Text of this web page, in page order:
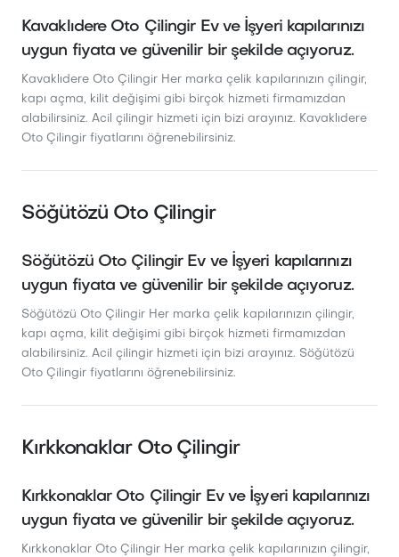
Kavaklıdere Oto Çilingir Ev ve İşyeri kapılarınızı
uygun fiyata ve güvenilir bir şekilde açıyoruz.
Kavaklıdere Oto Çilingir Her marka çelik kapılarınızın çilingir,
kapı açma, kilit değişimi gibi birçok hizmeti firmamızdan
alabilirsiniz. Acil çilingir hizmeti için bizi arayınız. Kavaklıdere
Oto Çilingir fiyatlarını öğrenebilirsiniz.
Söğütözü Oto Çilingir
Söğütözü Oto Çilingir Ev ve İşyeri kapılarınızı
uygun fiyata ve güvenilir bir şekilde açıyoruz.
Söğütözü Oto Çilingir Her marka çelik kapılarınızın çilingir,
kapı açma, kilit değişimi gibi birçok hizmeti firmamızdan
alabilirsiniz. Acil çilingir hizmeti için bizi arayınız. Söğütözü
Oto Çilingir fiyatlarını öğrenebilirsiniz.
Kırkkonaklar Oto Çilingir
Kırkkonaklar Oto Çilingir Ev ve İşyeri kapılarınızı
uygun fiyata ve güvenilir bir şekilde açıyoruz.
Kırkkonaklar Oto Çilingir Her marka çelik kapılarınızın çilingir,